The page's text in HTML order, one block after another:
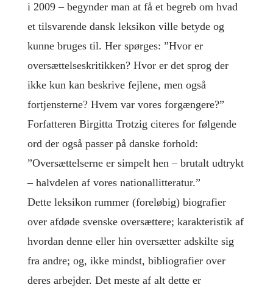
i 2009 – begynder man at få et begreb om hvad
et tilsvarende dansk leksikon ville betyde og
kunne bruges til. Her spørges: ”Hvor er
oversættelseskritikken? Hvor er det sprog der
ikke kun kan beskrive fejlene, men også
fortjensterne? Hvem var vores forgængere?”
Forfatteren Birgitta Trotzig citeres for følgende
ord der også passer på danske forhold:
”Oversættelserne er simpelt hen – brutalt udtrykt
– halvdelen af vores nationallitteratur.”
Dette leksikon rummer (foreløbig) biografier
over afdøde svenske oversættere; karakteristik af
hvordan denne eller hin oversætter adskilte sig
fra andre; og, ikke mindst, bibliografier over
deres arbejder. Det meste af alt dette er